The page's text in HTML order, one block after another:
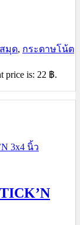
มุด, กระดาษโน้ต
price is: 22 ฿.